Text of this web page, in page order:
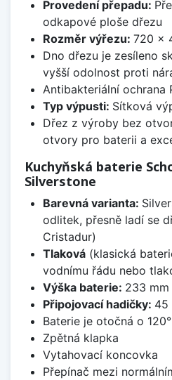
Provedení přepadu:
odkapové ploše dřezu
Rozměr výřezu: 720 x
Dno dřezu je zesíleno
vyšší odolnost proti
Antibakteriální ochrana
Typ výpusti: Sítková
Dřez z výroby bez
otvory pro baterii a
Kuchyňská baterie
Silverstone
Barevná varianta:
odlitek, přesně ladí se
Cristadur)
Tlaková(klasická
vodnímu řádu nebo
Výška baterie: 233 mm
Připojovací hadičky: 45
Baterie je otočná o 120°
Zpětná klapka
Vytahovací koncovka
Přepínač mezi